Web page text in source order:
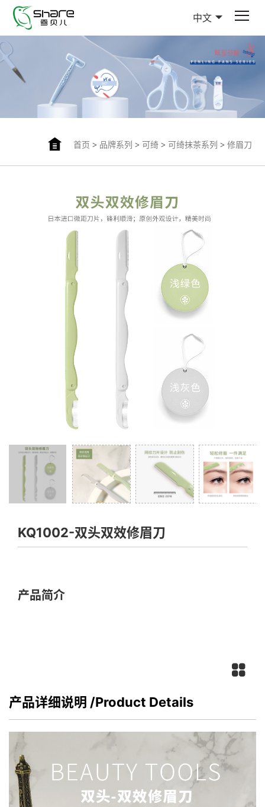
中文
首页 > 品牌系列 > 可绮> 可绮抹茶系列 > 修眉刀
KQ1002-双头双效修眉刀
产品简介
产品详细说明 /Product Details